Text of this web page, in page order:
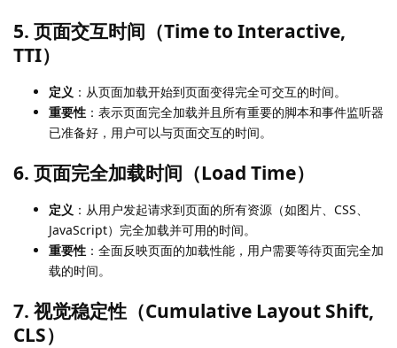
5. 页面交互时间（Time to Interactive,
TTI）
定义 ：从页面加载开始到页面变得完全可交互的时间。
重要性 ：表示页面完全加载并且所有重要的脚本和事件监听器
已准备好，用户可以与页面交互的时间。
6. 页面完全加载时间（Load Time）
定义 ：从用户发起请求到页面的所有资源（如图片、CSS、
JavaScript）完全加载并可用的时间。
重要性 ：全面反映页面的加载性能，用户需要等待页面完全加
载的时间。
7. 视觉稳定性（Cumulative Layout Shift,
CLS）